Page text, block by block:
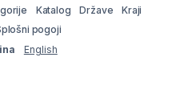
Katalog Države
Kraji
pogoji
English